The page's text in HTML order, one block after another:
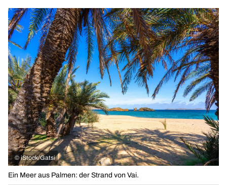
© iStock/Gatsi
Ein Meer aus Palmen: der Strand von Vai.